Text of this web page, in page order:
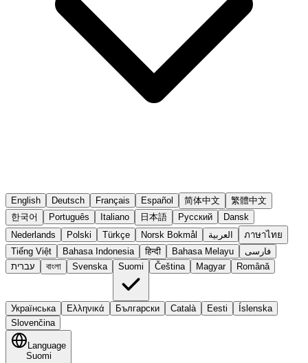
English Deutsch Français Español 简体中文
繁體中文
한국어
Português Italiano 日本語 Русский
Dansk
Nederlands
Polski Türkçe Norsk Bokmål العربية
ภาษาไทย
Tiếng Việt
Bahasa Indonesia हिन्दी Bahasa Melayu
فارسی
עברית
বাংলা Svenska Suomi Čeština Magyar Română
Українська Ελληνικά Български Català Eesti
Íslenska
Slovenčina
Language
Suomi